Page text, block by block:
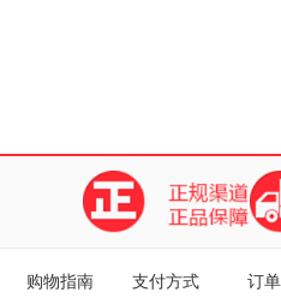
购物指南 支付方式 订